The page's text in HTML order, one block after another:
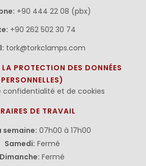
+90 444 22 08 (pbx)
+90 262 502 30 74
tork@torkclamps.com
PROTECTION DES DONNÉES
PERSONNELLES)
confidentialité et de cookies
DE TRAVAIL
semaine: 07h00 à 17h00
Samedi: Fermé
Dimanche: Fermé